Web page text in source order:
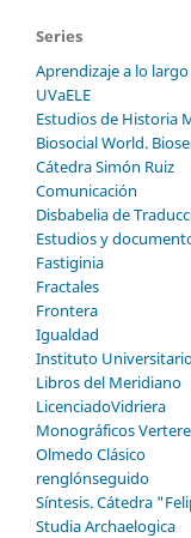
Series
Aprendizaje a lo
UVaELE
Estudios de Historia
Biosocial World.
Cátedra Simón Ruiz
Comunicación
Disbabelia de
Estudios y
Fastiginia
Fractales
Frontera
Igualdad
Instituto
Libros del Meridiano
LicenciadoVidriera
Monográficos
Olmedo Clásico
renglónseguido
Síntesis. Cátedra
Studia Archaelogica